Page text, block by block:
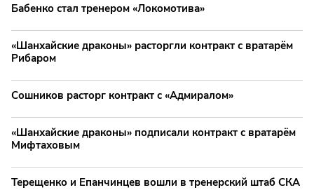
Бабенко стал тренером «Локомотива»
«Шанхайские драконы» расторгли контракт с вратарём
Рибаром
Сошников расторг контракт с «Адмиралом»
«Шанхайские драконы» подписали контракт с вратарём
Мифтаховым
Терещенко и Епанчинцев вошли в тренерский штаб СКА